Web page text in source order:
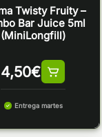
Twisty Fruity –
Bar Juice 5ml
(MiniLongfill)
4,50€
Entrega martes